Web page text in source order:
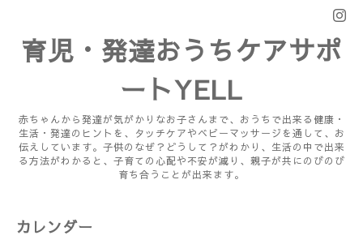
育児・発達おうちケアサポ
ートYELL
赤ちゃんから発達が気がかりなお子さんまで、おうちで出来る健康・
生活・発達のヒントを、タッチケアやベビーマッサージを通して、お
伝えしています。子供のなぜ？どうして？がわかり、生活の中で出来
る方法がわかると、子育ての心配や不安が減り、親子が共にのびのび
育ち合うことが出来ます。
カレンダー